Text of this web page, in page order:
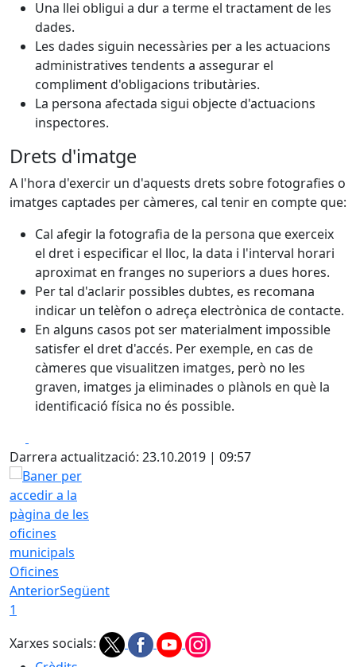
Una llei obligui a dur a terme el tractament de les
dades.
Les dades siguin necessàries per a les actuacions
administratives tendents a assegurar el
compliment d'obligacions tributàries.
La persona afectada sigui objecte d'actuacions
inspectores.
Drets d'imatge
A l'hora d'exercir un d'aquests drets sobre fotografies o
imatges captades per càmeres, cal tenir en compte que:
Cal afegir la fotografia de la persona que exerceix
el dret i especificar el lloc, la data i l'interval horari
aproximat en franges no superiors a dues hores.
Per tal d'aclarir possibles dubtes, es recomana
indicar un telèfon o adreça electrònica de contacte.
En alguns casos pot ser materialment impossible
satisfer el dret d'accés. Per exemple, en cas de
càmeres que visualitzen imatges, però no les
graven, imatges ja eliminades o plànols en què la
identificació física no és possible.
Darrera actualització: 23.10.2019 | 09:57
Oficines
AnteriorSegüent
1
Xarxes socials: